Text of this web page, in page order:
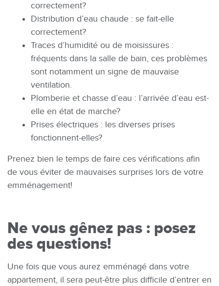
correctement?
Distribution d’eau chaude : se fait-elle
correctement?
Traces d’humidité ou de moisissures :
fréquents dans la salle de bain, ces problèmes
sont notamment un signe de mauvaise
ventilation.
Plomberie et chasse d’eau : l’arrivée d’eau est-
elle en état de marche?
Prises électriques : les diverses prises
fonctionnent-elles?
Prenez bien le temps de faire ces vérifications afin
de vous éviter de mauvaises surprises lors de votre
emménagement!
Ne vous gênez pas : posez
des questions!
Une fois que vous aurez emménagé dans votre
appartement, il sera peut-être plus difficile d’entrer en